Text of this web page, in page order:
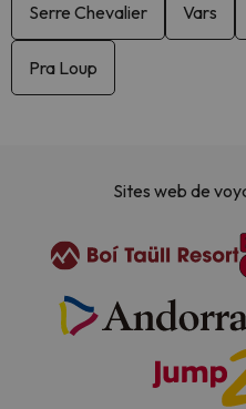
Serre Chevalier Vars
Pra Loup
Sites web de